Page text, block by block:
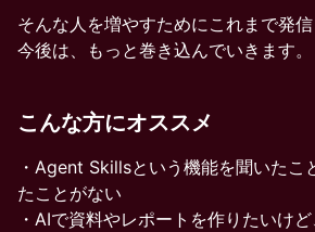
そんな人を増やすためにこれまで発信
今後は、もっと巻き込んでいきます。
こんな方にオススメ
・Agent Skillsという機能を聞いたこ
たことがない
・AIで資料やレポートを作りたいけ